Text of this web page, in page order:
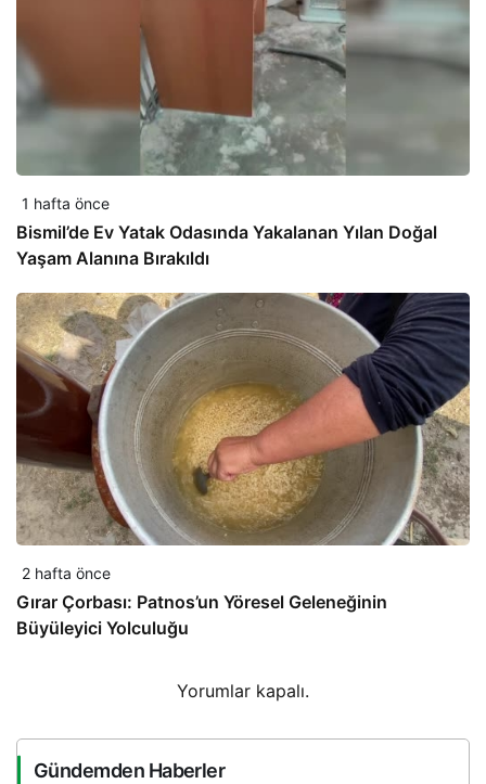
1 hafta önce
Bismil’de Ev Yatak Odasında Yakalanan Yılan Doğal
Yaşam Alanına Bırakıldı
2 hafta önce
Gırar Çorbası: Patnos’un Yöresel Geleneğinin
Büyüleyici Yolculuğu
Yorumlar kapalı.
Gündemden Haberler